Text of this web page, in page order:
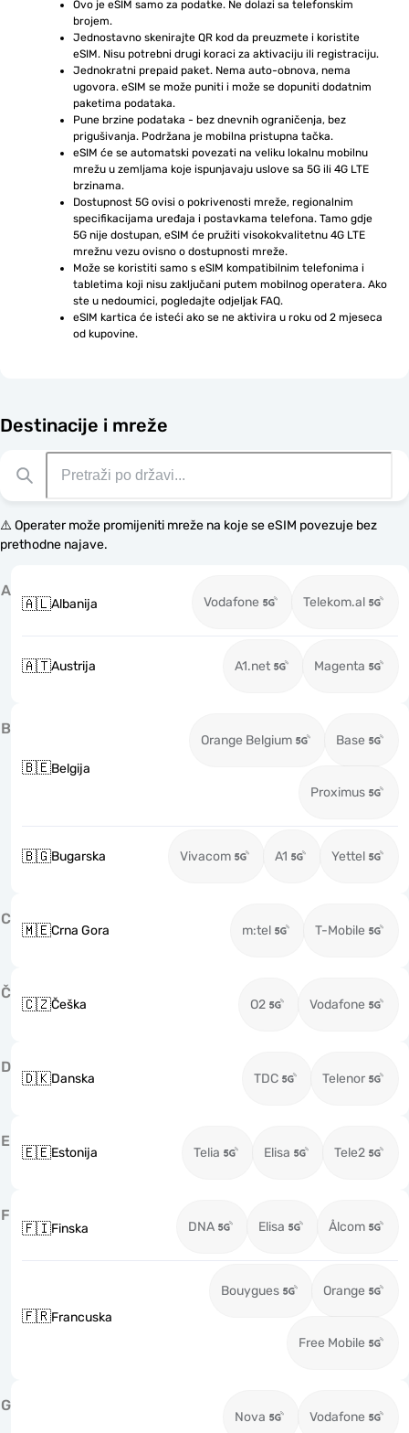
Ovo je eSIM samo za podatke. Ne dolazi sa telefonskim
brojem.
Jednostavno skenirajte QR kod da preuzmete i koristite
eSIM. Nisu potrebni drugi koraci za aktivaciju ili registraciju.
Jednokratni prepaid paket. Nema auto-obnova, nema
ugovora. eSIM se može puniti i može se dopuniti dodatnim
paketima podataka.
Pune brzine podataka - bez dnevnih ograničenja, bez
prigušivanja. Podržana je mobilna pristupna tačka.
eSIM će se automatski povezati na veliku lokalnu mobilnu
mrežu u zemljama koje ispunjavaju uslove sa 5G ili 4G LTE
brzinama.
Dostupnost 5G ovisi o pokrivenosti mreže, regionalnim
specifikacijama uređaja i postavkama telefona. Tamo gdje
5G nije dostupan, eSIM će pružiti visokokvalitetnu 4G LTE
mrežnu vezu ovisno o dostupnosti mreže.
Može se koristiti samo s eSIM kompatibilnim telefonima i
tabletima koji nisu zaključani putem mobilnog operatera. Ako
ste u nedoumici, pogledajte odjeljak FAQ.
eSIM kartica će isteći ako se ne aktivira u roku od 2 mjeseca
od kupovine.
Destinacije i mreže
⚠️ Operater može promijeniti mreže na koje se eSIM povezuje bez
prethodne najave.
A
🇦🇱Albanija Vodafone Telekom.al
🇦🇹Austrija A1.net Magenta
B
🇧🇪Belgija
Orange Belgium Base
Proximus
🇧🇬Bugarska Vivacom A1 Yettel
C
🇲🇪Crna Gora m:tel T-Mobile
Č
🇨🇿Češka O2 Vodafone
D
🇩🇰Danska TDC Telenor
E
🇪🇪Estonija Telia Elisa Tele2
F
🇫🇮Finska DNA Elisa Ålcom
🇫🇷Francuska
Bouygues Orange
Free Mobile
G
Nova Vodafone